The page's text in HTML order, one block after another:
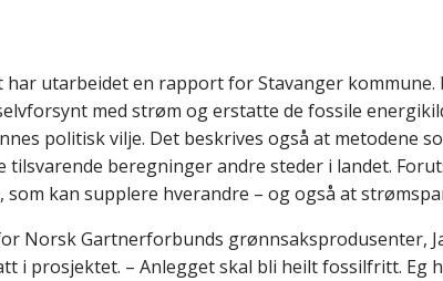
utarbeidet en rapport for Stavanger
med strøm og erstatte de fossile
politisk vilje. Det beskrives også at metodene
beregninger andre steder i landet.
kan supplere hverandre – og også at
Norsk Gartnerforbunds grønnsaksprodusenter,
i prosjektet. – Anlegget skal bli heilt fossilfritt. Eg